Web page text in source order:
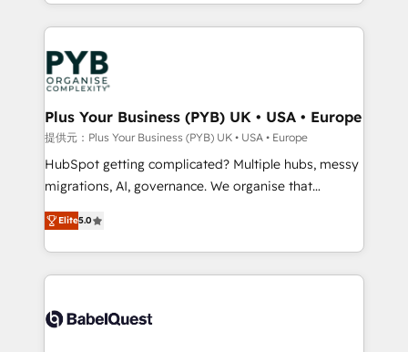
Ongoing optimization, managed support, and
scalable retainers. Let’s make HubSpot your most
powerful growth engine. Built to convert, scale, and
drive results.
search optimisation), and HubSpot Content Hub and
WordPress development. We work with enterprise
and growth-led companies across technology,
professional services, financial services and
industrial sectors. Offices in Johannesburg, Cape
Town, Dubai & London. 500+ HubSpot CRM
implementations delivered. AI visibility coverage
across ChatGPT, Claude, Perplexity, Gemini and
Google AI Overviews. HubSpot Impact Award -
Innovation HubSpot Impact Award - Platform
Migration Excellence HubSpot Impact Award -
accreditations with HubSpot.
Plus Your Business (PYB) UK • USA • Europe
提供元：Plus Your Business (PYB) UK • USA • Europe
HubSpot getting complicated? Multiple hubs, messy
migrations, AI, governance. We organise that
complexity, so your team can put HubSpot to work...
Welcome to our Profile! We help with: • CRM
implementation, reports, workflows, and team
training • CRM migration from Salesforce, Pipedrive,
custom API integrations • AI governance for
Elite5.0